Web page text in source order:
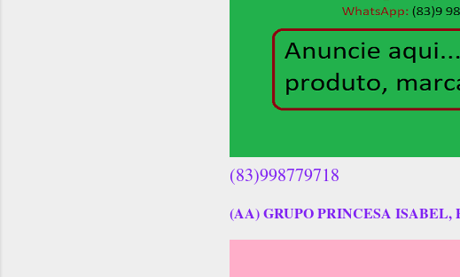
(83)998779718
(AA) GRUPO PRINCESA ISABEL,